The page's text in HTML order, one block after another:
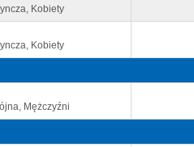
Kobiety
Kobiety
Mężczyźni